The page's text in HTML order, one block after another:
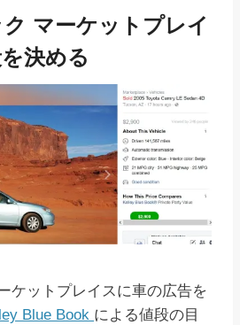
マーケットプレイ
決める
ケットプレイスに車の広告を
Blue Book による値段の目